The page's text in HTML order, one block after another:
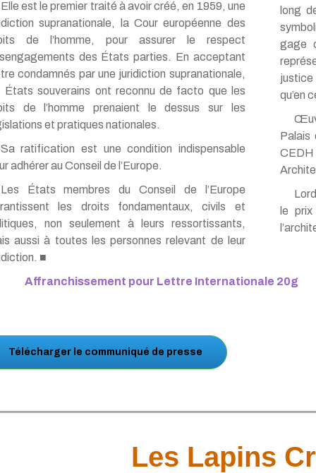
Elle est le premier traité à avoir créé, en 1959, une
supranationale, la Cour européenne des
de l’homme, pour assurer le respect
des États parties. En acceptant
condamnés par une juridiction supranationale,
États souverains ont reconnu de facto que les
de l’homme prenaient le dessus sur les
et pratiques nationales.
Sa ratification est une condition indispensable
adhérer au Conseil de l’Europe.
Les États membres du Conseil de l’Europe
les droits fondamentaux, civils et
non seulement à leurs ressortissants,
aussi à toutes les personnes relevant de leur
■
long
gage
justice
qu’en
Palais
le
Affranchissement pour Lettre Internationale 20g
Télécharger le communiqué de presse
Les Lapins